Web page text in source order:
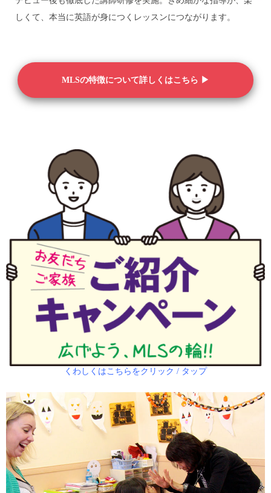
しくて、本当に英語が身につくレッスンにつながります。
MLSの特徴について詳しくはこちら ▶︎
くわしくはこちらをクリック / タップ